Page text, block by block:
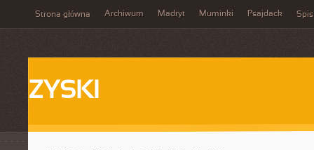
Strona główna Archiwum Madryt Muminki Psajdack Spis
ZYSKI